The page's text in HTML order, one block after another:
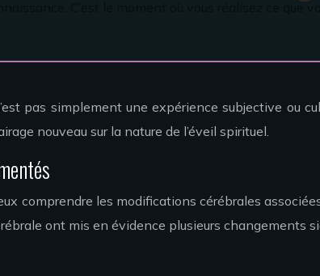
pas simplement une expérience subjective ou
nouveau sur la nature de l’éveil spirituel.
comprendre les modifications cérébrales
ont mis en évidence plusieurs